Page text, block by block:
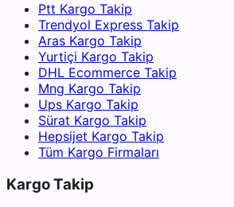
Ptt Kargo Takip
Trendyol Express Takip
Aras Kargo Takip
Yurtiçi Kargo Takip
DHL Ecommerce Takip
Mng Kargo Takip
Ups Kargo Takip
Sürat Kargo Takip
Hepsijet Kargo Takip
Tüm Kargo Firmaları
Kargo Takip